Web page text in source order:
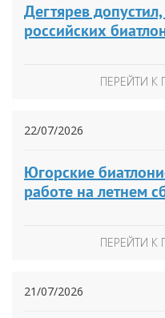
Дегтярев
российских
ПЕРЕЙТИ К
22/07/2026
Югорские
работе на летнем
ПЕРЕЙТИ К
21/07/2026